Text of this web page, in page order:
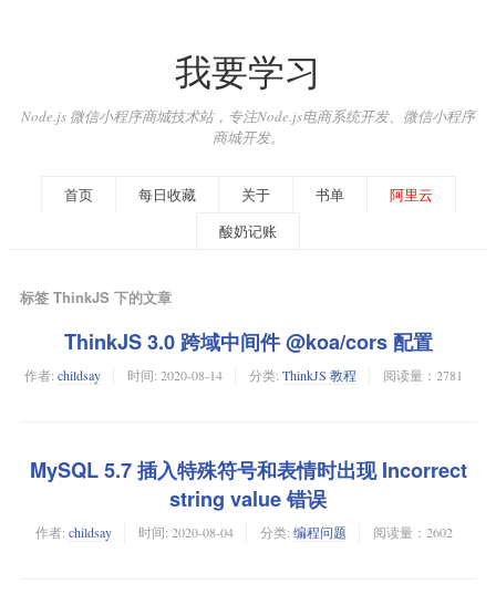
我要学习
Node.js 微信小程序商城技术站，专注Node.js电商系统开发、微信小程序
商城开发。
首页 每日收藏 关于 书单
阿里云
酸奶记账
标签 ThinkJS 下的文章
ThinkJS 3.0 跨域中间件 @koa/cors 配置
作者: childsay 时间: 2020-08-14 分类: ThinkJS 教程 阅读量：2781
MySQL 5.7 插入特殊符号和表情时出现 Incorrect
string value 错误
作者: childsay 时间: 2020-08-04 分类: 编程问题 阅读量：2602